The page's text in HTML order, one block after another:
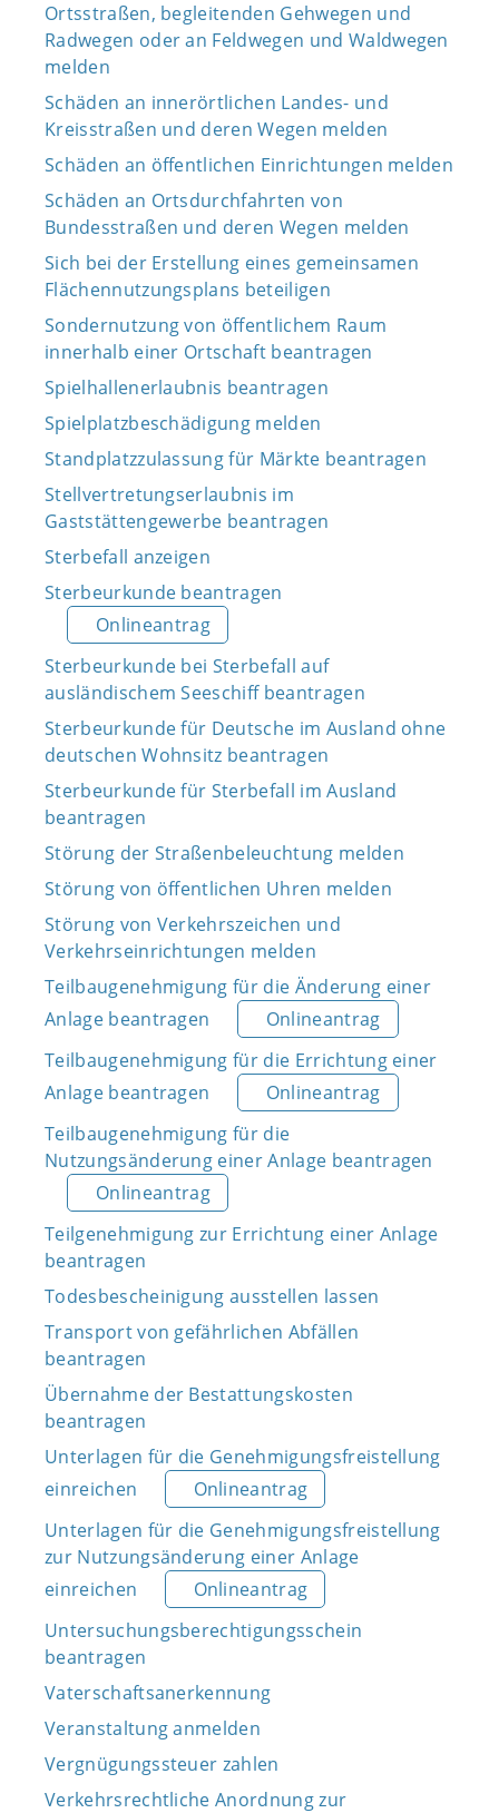
Ortsstraßen, begleitenden Gehwegen und
Radwegen oder an Feldwegen und Waldwegen
melden
Schäden an innerörtlichen Landes- und
Kreisstraßen und deren Wegen melden
Schäden an öffentlichen Einrichtungen melden
Schäden an Ortsdurchfahrten von
Bundesstraßen und deren Wegen melden
Sich bei der Erstellung eines gemeinsamen
Flächennutzungsplans beteiligen
Sondernutzung von öffentlichem Raum
innerhalb einer Ortschaft beantragen
Spielhallenerlaubnis beantragen
Spielplatzbeschädigung melden
Standplatzzulassung für Märkte beantragen
Stellvertretungserlaubnis im
Gaststättengewerbe beantragen
Sterbefall anzeigen
Sterbeurkunde beantragen
Onlineantrag
Sterbeurkunde bei Sterbefall auf
ausländischem Seeschiff beantragen
Sterbeurkunde für Deutsche im Ausland ohne
deutschen Wohnsitz beantragen
Sterbeurkunde für Sterbefall im Ausland
beantragen
Störung der Straßenbeleuchtung melden
Störung von öffentlichen Uhren melden
Störung von Verkehrszeichen und
Verkehrseinrichtungen melden
Teilbaugenehmigung für die Änderung einer
Anlage beantragen
Onlineantrag
Teilbaugenehmigung für die Errichtung einer
Anlage beantragen
Onlineantrag
Teilbaugenehmigung für die
Nutzungsänderung einer Anlage beantragen
Onlineantrag
Teilgenehmigung zur Errichtung einer Anlage
beantragen
Todesbescheinigung ausstellen lassen
Transport von gefährlichen Abfällen
beantragen
Übernahme der Bestattungskosten
beantragen
Unterlagen für die Genehmigungsfreistellung
einreichen
Onlineantrag
Unterlagen für die Genehmigungsfreistellung
zur Nutzungsänderung einer Anlage
einreichen
Onlineantrag
Untersuchungsberechtigungsschein
beantragen
Vaterschaftsanerkennung
Veranstaltung anmelden
Vergnügungssteuer zahlen
Verkehrsrechtliche Anordnung zur